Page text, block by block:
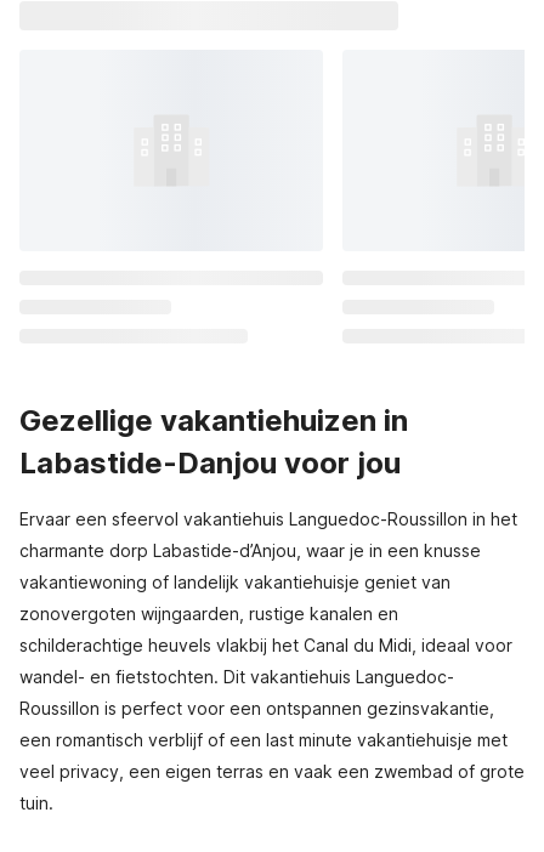
Gezellige vakantiehuizen in
Labastide-Danjou voor jou
Ervaar een sfeervol vakantiehuis Languedoc-Roussillon in het
charmante dorp Labastide-d’Anjou, waar je in een knusse
vakantiewoning of landelijk vakantiehuisje geniet van
zonovergoten wijngaarden, rustige kanalen en
schilderachtige heuvels vlakbij het Canal du Midi, ideaal voor
wandel- en fietstochten. Dit vakantiehuis Languedoc-
Roussillon is perfect voor een ontspannen gezinsvakantie,
een romantisch verblijf of een last minute vakantiehuisje met
veel privacy, een eigen terras en vaak een zwembad of grote
tuin.